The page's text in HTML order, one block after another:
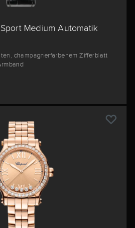
Medium Automatik
champagnerfarbenem Zifferblatt